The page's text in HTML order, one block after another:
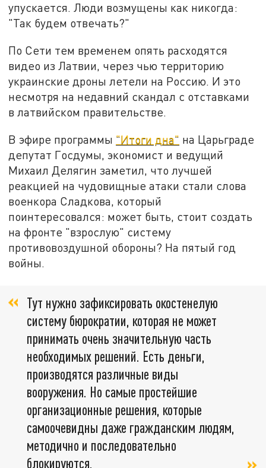
упускается. Люди возмущены как никогда:
"Так будем отвечать?"
По Сети тем временем опять расходятся
видео из Латвии, через чью территорию
украинские дроны летели на Россию. И это
несмотря на недавний скандал с отставками
в латвийском правительстве.
В эфире программы "Итоги дна" на Царьграде
депутат Госдумы, экономист и ведущий
Михаил Делягин заметил, что лучшей
реакцией на чудовищные атаки стали слова
военкора Сладкова, который
поинтересовался: может быть, стоит создать
на фронте "взрослую" систему
противовоздушной обороны? На пятый год
войны.
Тут нужно зафиксировать окостенелую
систему бюрократии, которая не может
принимать очень значительную часть
необходимых решений. Есть деньги,
производятся различные виды
вооружения. Но самые простейшие
организационные решения, которые
самоочевидны даже гражданским людям,
методично и последовательно
блокируются,